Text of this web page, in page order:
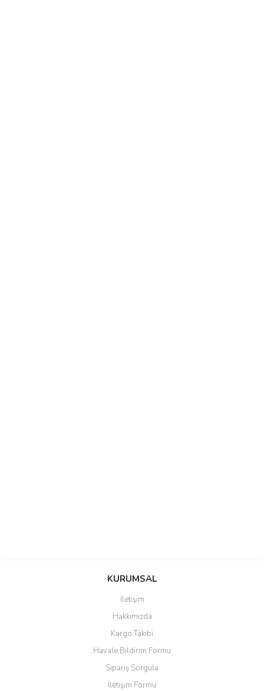
Bu ürüne ilk yorumu siz yapın!
güzel paketlenmiş ama yanında
ile 24 izlenmektedir diye küçük
bir tabela olsa daha hoş
KURUMSAL
İletişim
Hakkımızda
Kargo Takibi
Havale Bildirim Formu
Sipariş Sorgula
İletişim Formu